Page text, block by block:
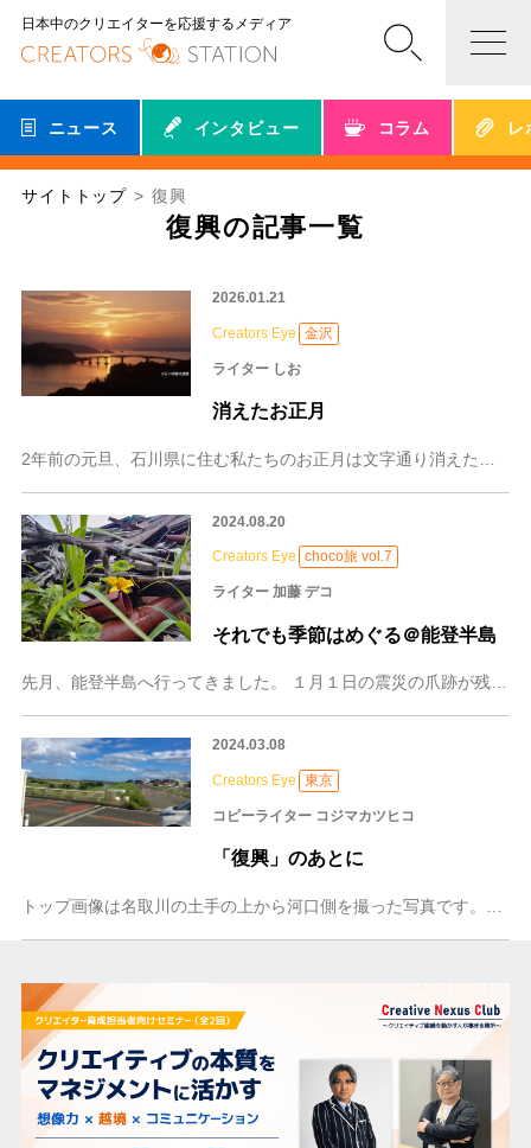
日本中のクリエイターを応援するメディア
ニュース インタビュー コラム レ
サイトトップ 復興
復興の記事一覧
2026.01.21
Creators Eye 金沢
ライター しお
消えたお正月
2024.08.20
Creators Eye choco旅 vol.7
ライター 加藤 デコ
それでも季節はめぐる＠能登半島
先月、能登半島へ行ってきました。 １月１日の震災の爪跡が残る中、それでも少しずつ状況が変化していることを実感。 ただ、このスピードでよいのか？ 半年以上かかって
2024.03.08
Creators Eye 東京
コピーライター コジマカツヒコ
「復興」のあとに